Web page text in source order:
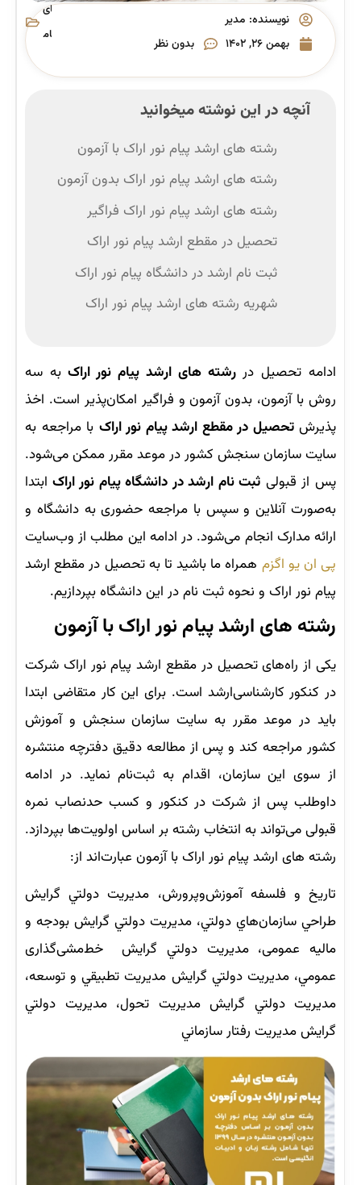
نویسنده: مدیر
بهمن ۲۶, ۱۴۰۲
بدون نظر
های
پیام
آنچه در این نوشته میخوانید
رشته های ارشد پیام نور اراک با آزمون
رشته های ارشد پیام نور اراک بدون آزمون
رشته های ارشد پیام نور اراک فراگیر
تحصیل در مقطع ارشد پیام نور اراک
ثبت نام ارشد در دانشگاه پیام نور اراک
شهریه رشته های ارشد پیام نور اراک
ادامه تحصیل دررشته های ارشد پیام نور اراکبه سه
روش با آزمون، بدون آزمون و فراگیر امکان‌پذیر است. اخذ
پذیرشتحصیل در مقطع ارشد پیام نور اراک با مراجعه به
سایت سازمان سنجش کشور در موعد مقرر ممکن می‌شود.
پس از قبولی ثبت نام ارشد در دانشگاه پیام نور اراک ابتدا
به‌صورت آنلاین و سپس با مراجعه حضوری به دانشگاه و
ارائه مدارک انجام می‌شود. در ادامه این مطلب از وب‌سایت
پی ان یو اگزم همراه ما باشید تا به تحصیل در مقطع ارشد
پیام نور اراک و نحوه ثبت نام در این دانشگاه بپردازیم.
رشته های ارشد پیام نور اراک با آزمون
یکی از راه‌های تحصیل در مقطع ارشد پیام نور اراک شرکت
در کنکور کارشناسی‌ارشد است. برای این کار متقاضی ابتدا
باید در موعد مقرر به سایت سازمان سنجش و آموزش
کشور مراجعه کند و پس از مطالعه دقیق دفترچه منتشره
از سوی این سازمان، اقدام به ثبت‌نام نماید. در ادامه
داوطلب پس از شرکت در کنکور و کسب حدنصاب نمره
قبولی می‌تواند به انتخاب رشته بر اساس اولویت‌ها بپردازد.
رشته های ارشد پیام نور اراک با آزمون عبارت‌اند از:
تاريخ و فلسفه آموزش‌وپرورش، مديريت دولتي گرايش
طراحي سازمان‌هاي دولتي، مديريت دولتي گرايش بودجه و
ماليه عمومی، مديريت دولتي گرايش خط‌مشی‌گذاری
عمومي، مديريت دولتي گرايش مديريت تطبيقي و توسعه،
مديريت دولتي گرايش مديريت تحول، مديريت دولتي
گرايش مديريت رفتار سازماني